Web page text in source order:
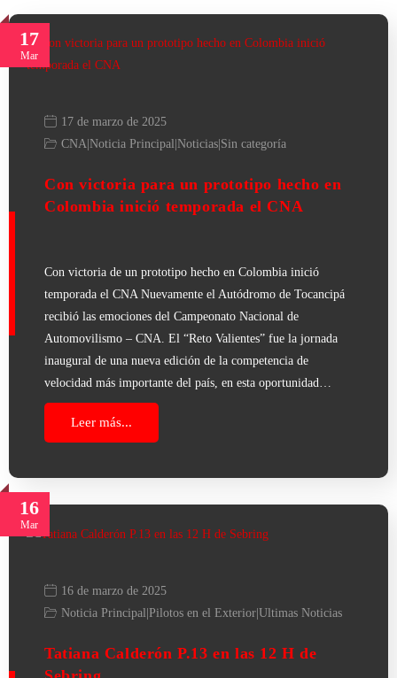
17
Mar
17 de marzo de 2025
CNA|Noticia Principal|Noticias|Sin categoría
Con victoria para un prototipo hecho en
Colombia inició temporada el CNA
Con victoria de un prototipo hecho en Colombia inició
temporada el CNA Nuevamente el Autódromo de Tocancipá
recibió las emociones del Campeonato Nacional de
Automovilismo – CNA. El “Reto Valientes” fue la jornada
inaugural de una nueva edición de la competencia de
velocidad más importante del país, en esta oportunidad…
Leer más...
16
Mar
16 de marzo de 2025
Noticia Principal Pilotos en el Exterior Ultimas Noticias
Tatiana Calderón P.13 en las 12 H de